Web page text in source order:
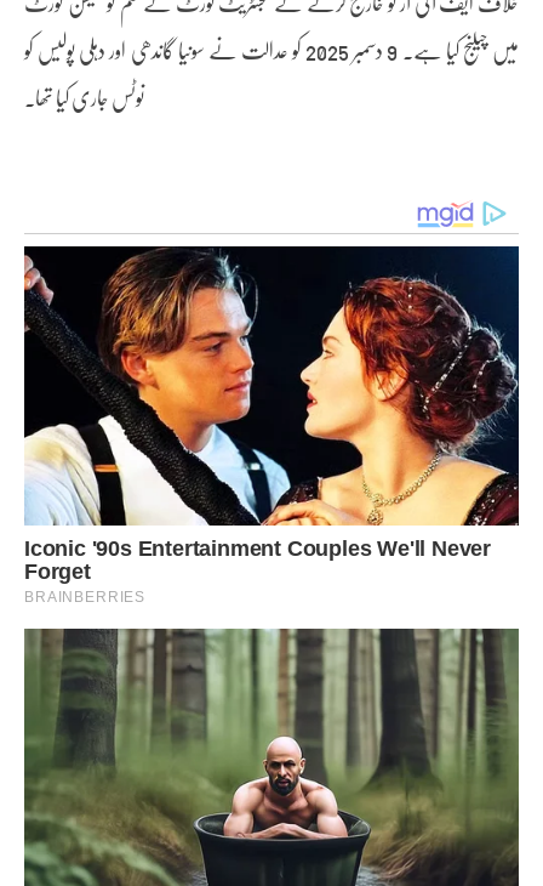
میں چیلنج کیا ہے۔ 9 دسمبر 2025 کو عدالت نے سونیا گاندھی اور دہلی پولیس کو
نوٹس جاری کیا تھا۔